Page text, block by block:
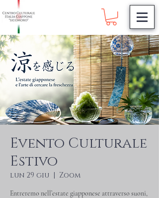
Evento Culturale
Estivo
lun 29 giu
  |
Zoom
Entreremo nell’estate giapponese attraverso suoni,